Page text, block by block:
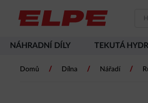
NÁHRADNÍ DÍLY TEKUTÁ
Domů / Dílna / Nářadí /